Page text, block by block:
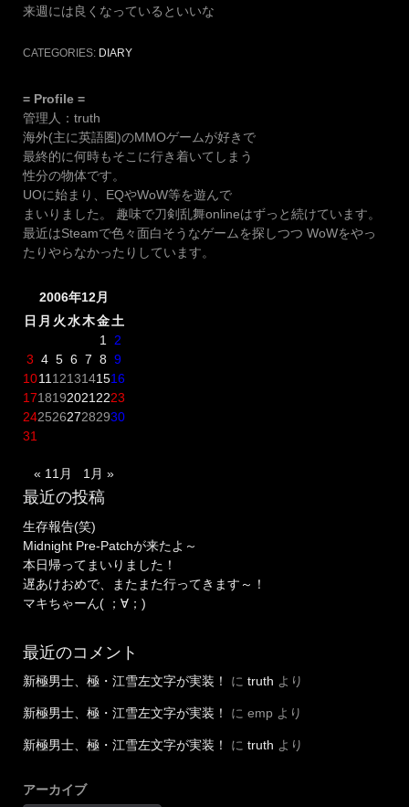
来週には良くなっているといいな
CATEGORIES: DIARY
= Profile =
管理人：truth
海外(主に英語圏)のMMOゲームが好きで
最終的に何時もそこに行き着いてしまう
性分の物体です。
UOに始まり、EQやWoW等を遊んで
まいりました。 趣味で刀剣乱舞onlineはずっと続けています。
最近はSteamで色々面白そうなゲームを探しつつ WoWをやっ
たりやらなかったりしています。
2006年12月
日 月 火水木金土
1
2
3 4 5 6 7 8 9
1011 1213141516
1718192021 2223
24252627282930
31
« 11月 1月 »
最近の投稿
生存報告(笑)
Midnight Pre-Patchが来たよ～
本日帰ってまいりました！
遅あけおめで、またまた行ってきます～！
マキちゃーん( ；∀；)
最近のコメント
新極男士、極・江雪左文字が実装！ に truth より
新極男士、極・江雪左文字が実装！ に emp より
新極男士、極・江雪左文字が実装！ に truth より
アーカイブ